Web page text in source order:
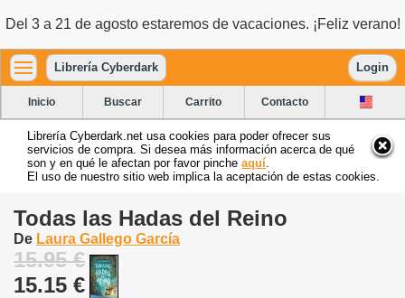
Del 3 a 21 de agosto estaremos de vacaciones. ¡Feliz verano!
Librería Cyberdark Login
Inicio Buscar Carrito Contacto
Librería Cyberdark.net usa cookies para poder ofrecer sus
servicios de compra. Si desea más información acerca de qué
son y en qué le afectan por favor pinche aquí
El uso de nuestro sitio web implica la aceptación de estas cookies.
Todas las Hadas del Reino
De Laura Gallego García
15.95 €
15.15 €